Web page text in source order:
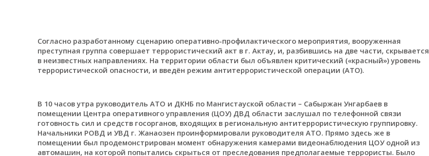
Согласно разработанному сценарию оперативно-профилактического мероприятия, вооруженная
преступная группа совершает террористический акт в г. Актау, и, разбившись на две части, скрывается
в неизвестных направлениях. На территории области был объявлен критический («красный») уровень
террористической опасности, и введён режим антитеррористической операции (АТО).
В 10 часов утра руководитель АТО и ДКНБ по Мангистауской области – Сабыржан Унгарбаев в
помещении Центра оперативного управления (ЦОУ) ДВД области заслушал по телефонной связи
готовность сил и средств госорганов, входящих в региональную антитеррористическую группировку.
Начальники РОВД и УВД г. Жанаозен проинформировали руководителя АТО. Прямо здесь же в
помещении был продемонстрирован момент обнаружения камерами видеонаблюдения ЦОУ одной из
автомашин, на которой попытались скрыться от преследования предполагаемые террористы. Было